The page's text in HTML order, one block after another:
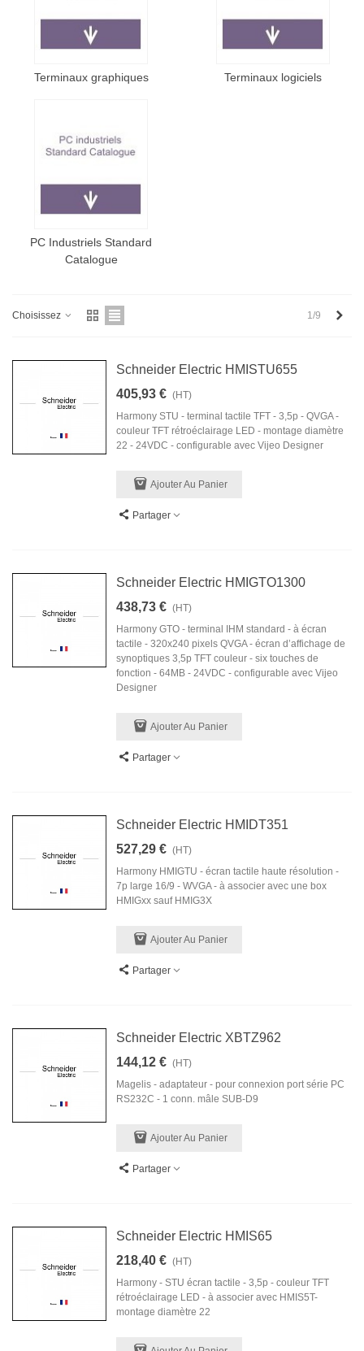
Terminaux graphiques Terminaux logiciels
PC Industriels Standard
Catalogue
Choisissez 1/9
Schneider Electric HMISTU655
405,93 € (HT)
Harmony STU - terminal tactile TFT - 3,5p - QVGA -
couleur TFT rétroéclairage LED - montage diamètre
22 - 24VDC - configurable avec Vijeo Designer
Ajouter Au Panier
Partager
Schneider Electric HMIGTO1300
438,73 € (HT)
Harmony GTO - terminal IHM standard - à écran
tactile - 320x240 pixels QVGA - écran d’affichage de
synoptiques 3,5p TFT couleur - six touches de
fonction - 64MB - 24VDC - configurable avec Vijeo
Designer
Ajouter Au Panier
Partager
Schneider Electric HMIDT351
527,29 € (HT)
Harmony HMIGTU - écran tactile haute résolution -
7p large 16/9 - WVGA - à associer avec une box
HMIGxx sauf HMIG3X
Ajouter Au Panier
Partager
Schneider Electric XBTZ962
144,12 € (HT)
Magelis - adaptateur - pour connexion port série PC
RS232C - 1 conn. mâle SUB-D9
Ajouter Au Panier
Partager
Schneider Electric HMIS65
218,40 € (HT)
Harmony - STU écran tactile - 3,5p - couleur TFT
rétroéclairage LED - à associer avec HMIS5T-
montage diamètre 22